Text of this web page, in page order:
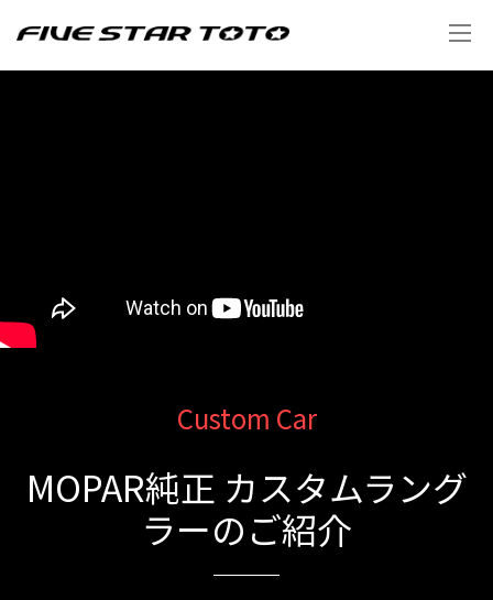
Custom Car
MOPAR純正 カスタムラング
ラーのご紹介